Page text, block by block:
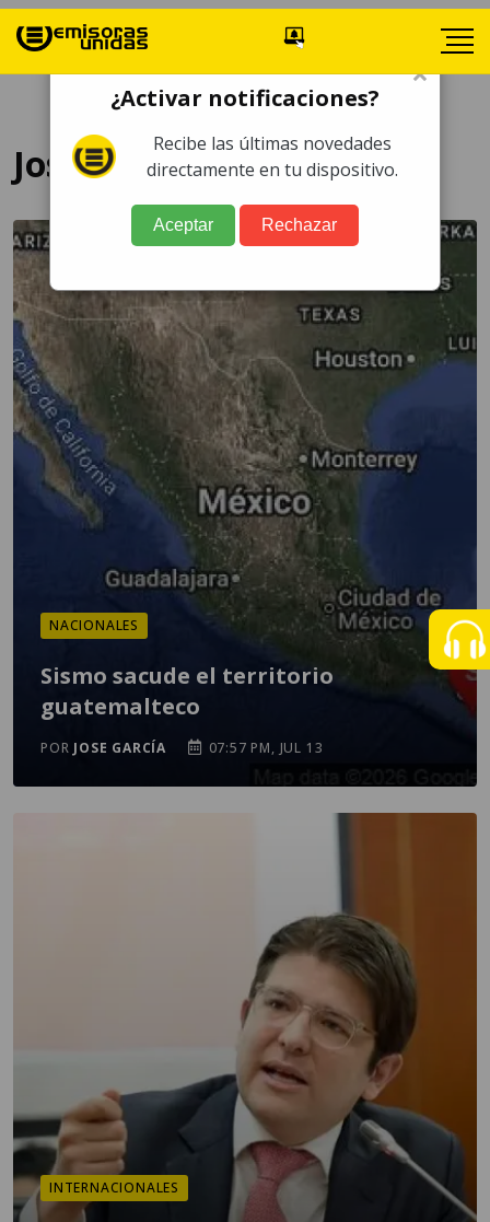
Jose García
NACIONALES
Sismo sacude el territorio
guatemalteco
POR JOSE GARCÍA 07:57 PM, JUL 13
INTERNACIONALES
×
¿Activar notificaciones?
Recibe las últimas novedades
directamente en tu dispositivo.
Aceptar Rechazar